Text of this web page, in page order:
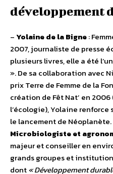
développement
–Yolaine de la Bigne:
2007, journaliste de presse
plusieurs livres, elle a été
». De sa collaboration avec
prix Terre de Femme de la
création de Fêt Nat’ en
l’écologie), Yolaine renforce
le lancement de Néoplanète.
Microbiologiste et
majeur et conseiller en
grands groupes et
dont« Développement